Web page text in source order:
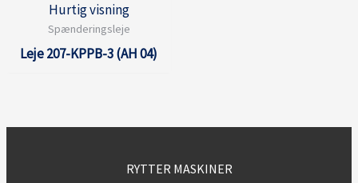
Hurtig visning
Spænderingsleje
Leje 207-KPPB-3 (AH 04)
RYTTER MASKINER